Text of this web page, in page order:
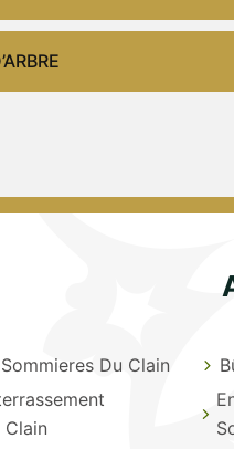
Du Clain
Clain